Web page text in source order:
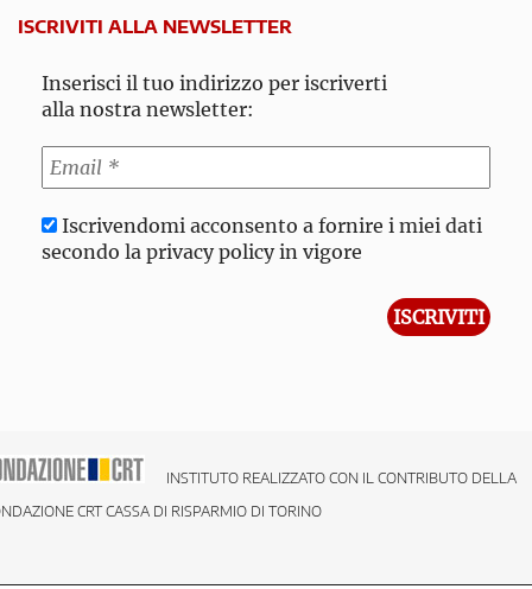
ISCRIVITI ALLA NEWSLETTER
Inserisci il tuo indirizzo per iscriverti
alla nostra newsletter:
Iscrivendomi acconsento a fornire i miei dati
secondo la privacy policy in vigore
INSTITUTO REALIZZATO CON IL CONTRIBUTO DELLA
CRT CASSA DI RISPARMIO DI TORINO